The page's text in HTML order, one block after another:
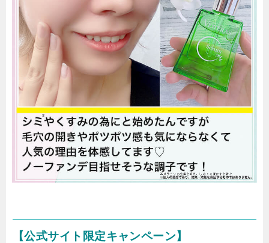
【公式サイト限定キャンペーン】